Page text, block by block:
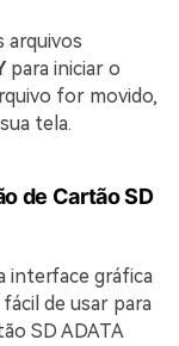
arquivos
para iniciar o
for movido,
tela.
de Cartão SD
interface gráfica
de usar para
SD ADATA